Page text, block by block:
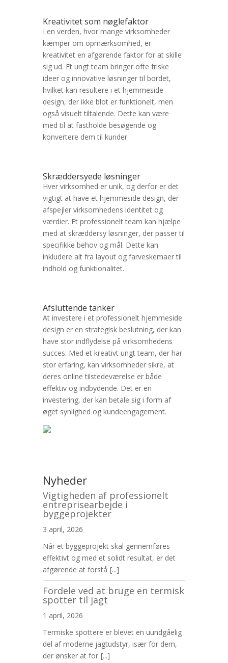
Kreativitet som nøglefaktor
I en verden, hvor mange virksomheder
kæmper om opmærksomhed, er
kreativitet en afgørende faktor for at skille
sig ud. Et ungt team bringer ofte friske
ideer og innovative løsninger til bordet,
hvilket kan resultere i et hjemmeside
design, der ikke blot er funktionelt, men
også visuelt tiltalende. Dette kan være
med til at fastholde besøgende og
konvertere dem til kunder.
Skræddersyede løsninger
Hver virksomhed er unik, og derfor er det
vigtigt at have et hjemmeside design, der
afspejler virksomhedens identitet og
værdier. Et professionelt team kan hjælpe
med at skræddersy løsninger, der passer til
specifikke behov og mål. Dette kan
inkludere alt fra layout og farveskemaer til
indhold og funktionalitet.
Afsluttende tanker
At investere i et professionelt hjemmeside
design er en strategisk beslutning, der kan
have stor indflydelse på virksomhedens
succes. Med et kreativt ungt team, der har
stor erfaring, kan virksomheder sikre, at
deres online tilstedeværelse er både
effektiv og indbydende. Det er en
investering, der kan betale sig i form af
øget synlighed og kundeengagement.
Nyheder
Vigtigheden af professionelt
entreprisearbejde i
byggeprojekter
3 april, 2026
Når et byggeprojekt skal gennemføres
effektivt og med et solidt resultat, er det
afgørende at forstå [...]
Fordele ved at bruge en termisk
spotter til jagt
1 april, 2026
Termiske spottere er blevet en uundgåelig
del af moderne jagtudstyr, især for dem,
der ønsker at for [...]